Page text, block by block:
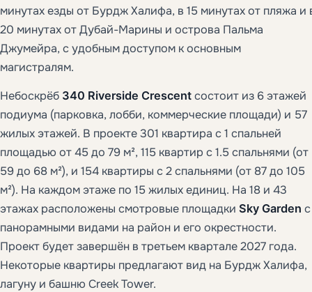
минутах езды от Бурдж Халифа, в 15 минутах от пляжа и
20 минутах от Дубай-Марины и острова Пальма
Джумейра, с удобным доступом к основным
магистралям.
Небоскрёб 340 Riverside Crescent состоит из 6 этажей
подиума (парковка, лобби, коммерческие площади) и 57
жилых этажей. В проекте 301 квартира с 1 спальней
площадью от 45 до 79 м², 115 квартир с 1.5 спальнями (от
59 до 68 м²), и 154 квартиры с 2 спальнями (от 87 до 105
м²). На каждом этаже по 15 жилых единиц. На 18 и 43
этажах расположены смотровые площадки Sky Garden с
панорамными видами на район и его окрестности.
Проект будет завершён в третьем квартале 2027 года.
Некоторые квартиры предлагают вид на Бурдж Халифа,
лагуну и башню Creek Tower.